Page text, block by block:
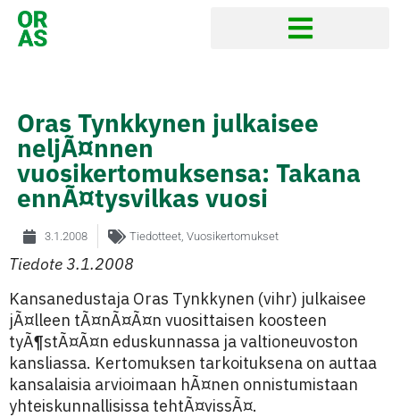
Oras Tynkkynen julkaisee
neljÃ¤nnen
vuosikertomuksensa: Takana
ennÃ¤tysvilkas vuosi
3.1.2008 Tiedotteet, Vuosikertomukset
Tiedote 3.1.2008
Kansanedustaja Oras Tynkkynen (vihr) julkaisee
jÃ¤lleen tÃ¤nÃ¤Ã¤n vuosittaisen koosteen
tyÃ¶stÃ¤Ã¤n eduskunnassa ja valtioneuvoston
kansliassa. Kertomuksen tarkoituksena on auttaa
kansalaisia arvioimaan hÃ¤nen onnistumistaan
yhteiskunnallisissa tehtÃ¤vissÃ¤.